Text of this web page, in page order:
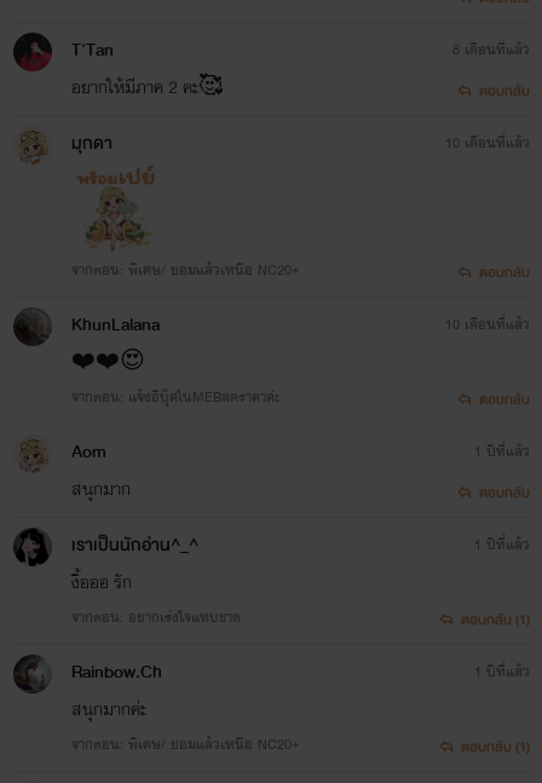
ฝากๆติดตามและสนับสนุนผลงานของSunflower ด้วยน๊าาาา
T'Tan
อยากให้มีภาค 2 คะ🥰
8 เดือนที่แล้ว
ตอบกลับ
มุกดา
จากตอน: พิเศษ/ ยอมแล้วเหนือ NC20+
10 เดือนที่แล้ว
ตอบกลับ
KhunLalana
❤️❤️😍
จากตอน: แจ้งอีบุ๊คในMEBลดราคาค่ะ
10 เดือนที่แล้ว
ตอบกลับ
Aom
สนุกมาก
1 ปีที่แล้ว
ตอบกลับ
เราเป็นนักอ่าน^_^
งื้อออ รัก
จากตอน: อยากเร่งใจแทบขาด
1 ปีที่แล้ว
ตอบกลับ (1)
Rainbow.Ch
สนุกมากค่ะ
จากตอน: พิเศษ/ ยอมแล้วเหนือ NC20+
1 ปีที่แล้ว
ตอบกลับ (1)